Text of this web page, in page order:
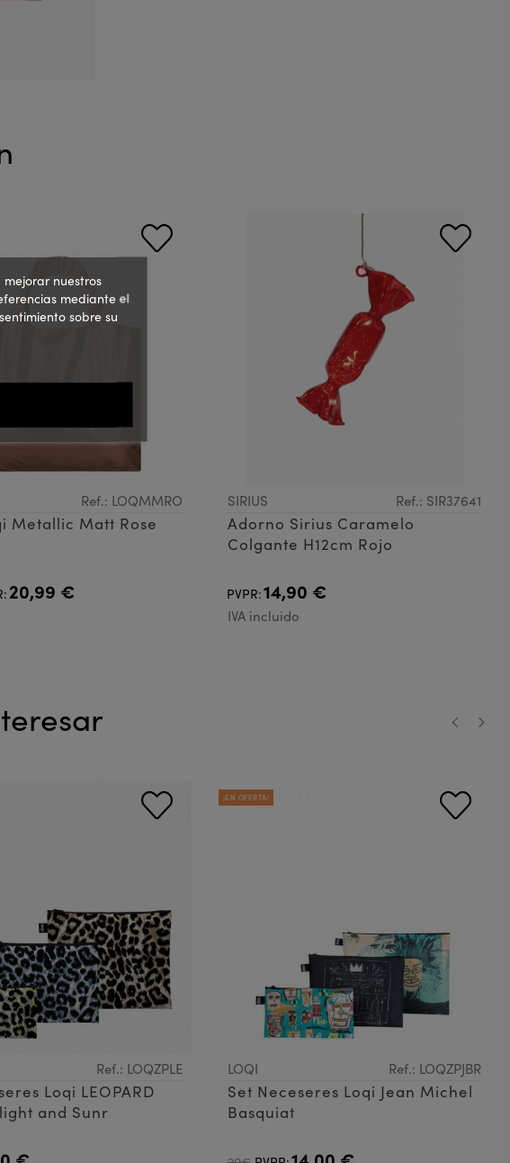
Ref.: LOQMMRO
Metallic Matt Rose
20,99 €
SIRIUS Ref.: SIR37641
Adorno Sirius Caramelo
Colgante H12cm Rojo
PVPR:14,90 €
IVA incluido
Ref.: LOQZPLE
Loqi LEOPARD
and Sunr
¡EN OFERTA!
LOQI Ref.: LOQZPJBR
Set Neceseres Loqi Jean Michel
Basquiat
nuestros
mediante el
sobre su